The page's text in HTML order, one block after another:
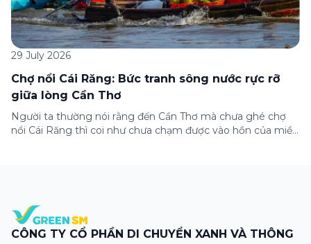
29 July 2026
Chợ nổi Cái Răng: Bức tranh sông nước rực rỡ
giữa lòng Cần Thơ
Người ta thường nói rằng đến Cần Thơ mà chưa ghé chợ
nổi Cái Răng thì coi như chưa chạm được vào hồn của miền
CÔNG TY CỔ PHẦN DI CHUYỂN XANH VÀ THÔNG